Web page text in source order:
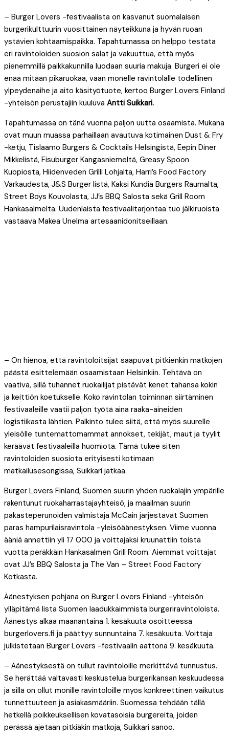
– Burger Lovers -festivaalista on kasvanut suomalaisen
burgerikulttuurin vuosittainen näyteikkuna ja hyvän ruoan
ystävien kohtaamispaikka. Tapahtumassa on helppo testata
eri ravintoloiden suosion salat ja vakuuttua, että myös
pienemmillä paikkakunnilla luodaan suuria makuja. Burgeri ei ole
enää mitään pikaruokaa, vaan monelle ravintolalle todellinen
ylpeydenaihe ja aito käsityötuote, kertoo Burger Lovers Finland
-yhteisön perustajiin kuuluva Antti Suikkari.
Tapahtumassa on tänä vuonna paljon uutta osaamista. Mukana
ovat muun muassa parhaillaan avautuva kotimainen Dust & Fry
-ketju, Tislaamo Burgers & Cocktails Helsingistä, Eepin Diner
Mikkelistä, Fisuburger Kangasniemeltä, Greasy Spoon
Kuopiosta, Hiidenveden Grilli Lohjalta, Harri’s Food Factory
Varkaudesta, J&S Burger Iistä, Kaksi Kundia Burgers Raumalta,
Street Boys Kouvolasta, JJ’s BBQ Salosta sekä Grill Room
Hankasalmelta. Uudenlaista festivaalitarjontaa tuo jälkiruoista
vastaava Makea Unelma artesaanidonitseillaan.
– On hienoa, että ravintoloitsijat saapuvat pitkienkin matkojen
päästä esittelemään osaamistaan Helsinkiin. Tehtävä on
vaativa, sillä tuhannet ruokailijat pistävät kenet tahansa kokin
ja keittiön koetukselle. Koko ravintolan toiminnan siirtäminen
festivaaleille vaatii paljon työtä aina raaka-aineiden
logistiikasta lähtien. Palkinto tulee siitä, että myös suurelle
yleisölle tuntemattomammat annokset, tekijät, maut ja tyylit
keräävät festivaaleilla huomiota. Tämä tukee siten
ravintoloiden suosiota erityisesti kotimaan
matkailusesongissa, Suikkari jatkaa.
Burger Lovers Finland, Suomen suurin yhden ruokalajin ympärille
rakentunut ruokaharrastajayhteisö, ja maailman suurin
pakasteperunoiden valmistaja McCain järjestävät Suomen
paras hampurilaisravintola -yleisöäänestyksen. Viime vuonna
ääniä annettiin yli 17 000 ja voittajaksi kruunattiin toista
vuotta peräkkäin Hankasalmen Grill Room. Aiemmat voittajat
ovat JJ’s BBQ Salosta ja The Van – Street Food Factory
Kotkasta.
Äänestyksen pohjana on Burger Lovers Finland -yhteisön
ylläpitämä lista Suomen laadukkaimmista burgeriravintoloista.
Äänestys alkaa maanantaina 1. kesäkuuta osoitteessa
burgerlovers.fi ja päättyy sunnuntaina 7. kesäkuuta. Voittaja
julkistetaan Burger Lovers -festivaalin aattona 9. kesäkuuta.
– Äänestyksestä on tullut ravintoloille merkittävä tunnustus.
Se herättää valtavasti keskustelua burgerikansan keskuudessa
ja sillä on ollut monille ravintoloille myös konkreettinen vaikutus
tunnettuuteen ja asiakasmääriin. Suomessa tehdään tällä
hetkellä poikkeuksellisen kovatasoisia burgereita, joiden
perässä ajetaan pitkiäkin matkoja, Suikkari sanoo.